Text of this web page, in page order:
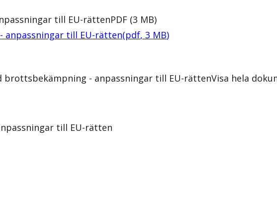
till EU-rättenPDF (3 MB)
anpassningar till EU-rätten(pdf, 3 MB)
brottsbekämpning - anpassningar till EU-rättenVisa hela
till EU-rätten